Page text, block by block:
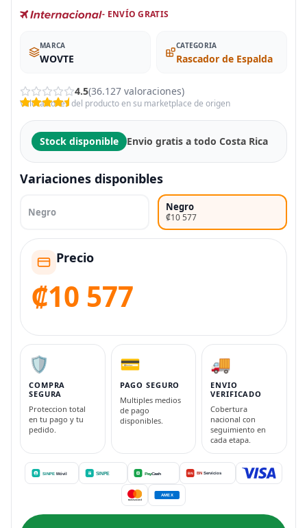
- ENVÍO GRATIS
MARCA
WOVTE
CATEGORIA
Rascador de Espalda
4.5(36.127 valoraciones)
Valoraciones del producto en su marketplace de origen
Stock disponible Envio gratis a todo Costa Rica
Variaciones disponibles
Negro Negro
₡10 577
Precio
₡10 577
🛡️
COMPRA
SEGURA
Proteccion total
en tu pago y tu
pedido.
💳
PAGO SEGURO
Multiples medios
de pago
disponibles.
🚚
ENVIO
VERIFICADO
Cobertura
nacional con
seguimiento en
cada etapa.